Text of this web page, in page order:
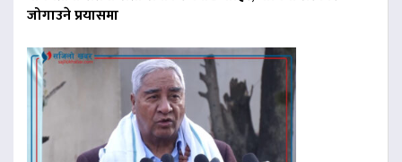
जोगाउने प्रयासमा